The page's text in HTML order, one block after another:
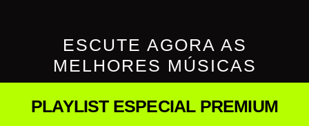
ESCUTE AGORA AS
MELHORES MÚSICAS
PLAYLIST ESPECIAL PREMIUM